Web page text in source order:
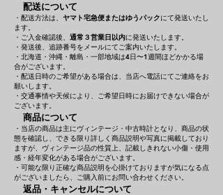
配送について
・配送方法は、 ヤマト宅急便またはゆうパックにて発送いたし
ます。
・ご入金確認後、 通常３営業日以内に発送いたします。
・発送後、追跡番号をメールにてご案内いたします。
・北海道・沖縄・離島・一部地域は4日〜1週間ほどかかる場
合がございます。
・配送日時のご希望がある場合は、当店へ電話にてご連絡をお
願いします。
・交通事情や天候により、ご希望日時にお届けできない場合が
ございます。
商品について
・当店の商品は主にヴィンテージ・中古時計となり、商品の状
態を確認し、できる限り詳しく商品説明や写真に掲載しており
ますが、ヴィンテージ品の性質上、記載しきれない小傷・使用
感・経年変化がある場合がございます。
・可能な限り正確な商品説明を心掛けておりますが気になる点
がございましたら、ご購入前にお問い合わせください。
返品・キャンセルについて